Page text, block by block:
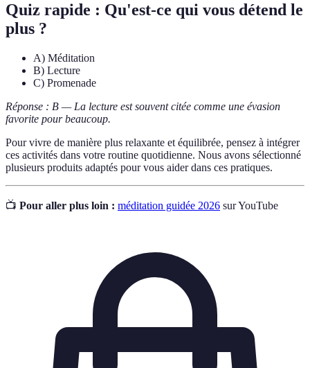
Quiz rapide : Qu'est-ce qui vous détend le
plus ?
A) Méditation
B) Lecture
C) Promenade
Réponse : B — La lecture est souvent citée comme une évasion
favorite pour beaucoup.
Pour vivre de manière plus relaxante et équilibrée, pensez à intégrer
ces activités dans votre routine quotidienne. Nous avons sélectionné
plusieurs produits adaptés pour vous aider dans ces pratiques.
📺 Pour aller plus loin : méditation guidée 2026 sur YouTube